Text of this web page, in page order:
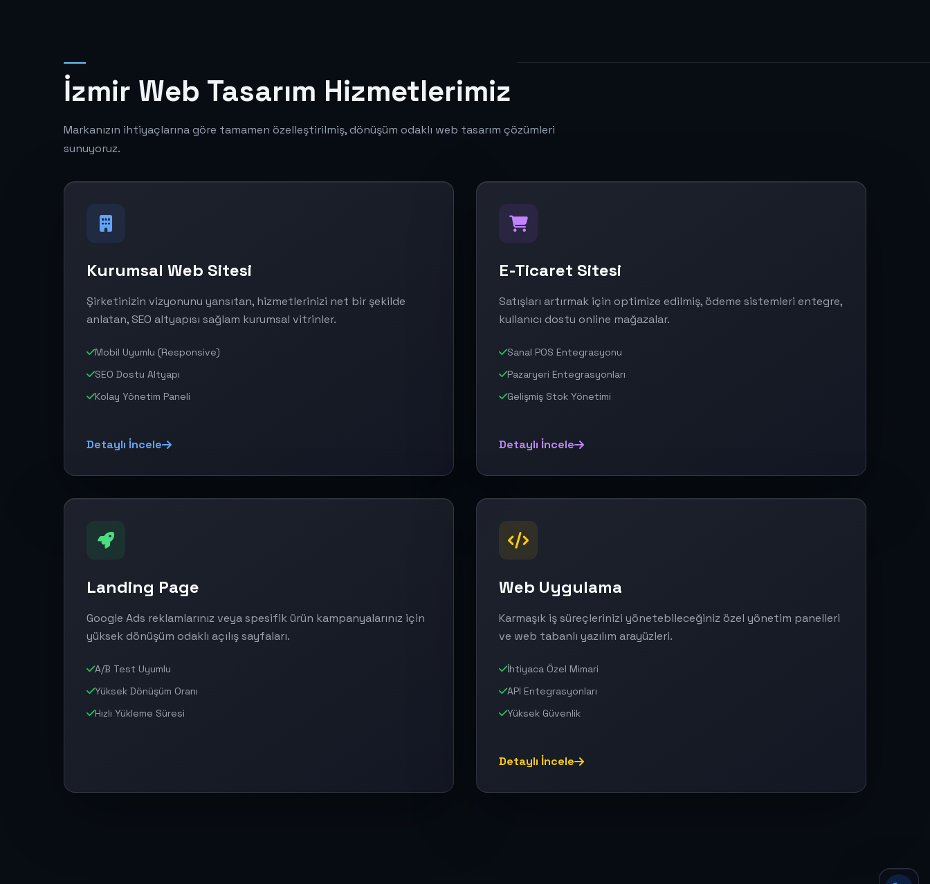
İzmir Web Tasarım Hizmetlerimiz
Markanızın ihtiyaçlarına göre tamamen özelleştirilmiş, dönüşüm odaklı web tasarım çözümleri
sunuyoruz.
Kurumsal Web Sitesi
Şirketinizin vizyonunu yansıtan, hizmetlerinizi net bir şekilde
anlatan, SEO altyapısı sağlam kurumsal vitrinler.
Mobil Uyumlu (Responsive)
SEO Dostu Altyapı
Kolay Yönetim Paneli
Detaylı İncele
E-Ticaret Sitesi
Satışları artırmak için optimize edilmiş, ödeme sistemleri entegre,
kullanıcı dostu online mağazalar.
Sanal POS Entegrasyonu
Pazaryeri Entegrasyonları
Gelişmiş Stok Yönetimi
Detaylı İncele
Landing Page
Google Ads reklamlarınız veya spesifik ürün kampanyalarınız için
yüksek dönüşüm odaklı açılış sayfaları.
A/B Test Uyumlu
Yüksek Dönüşüm Oranı
Hızlı Yükleme Süresi
Web Uygulama
Karmaşık iş süreçlerinizi yönetebileceğiniz özel yönetim panelleri
ve web tabanlı yazılım arayüzleri.
İhtiyaca Özel Mimari
API Entegrasyonları
Yüksek Güvenlik
Detaylı İncele